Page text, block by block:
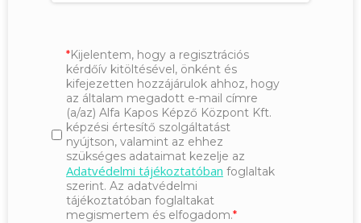
Kijelentem, hogy a regisztrációs
kérdőív kitöltésével, önként és
kifejezetten hozzájárulok ahhoz, hogy
az általam megadott e-mail címre
(a/az) Alfa Kapos Képző Központ Kft.
képzési értesítő szolgáltatást
nyújtson, valamint az ehhez
szükséges adataimat kezelje az
Adatvédelmi tájékoztatóban foglaltak
szerint. Az adatvédelmi
tájékoztatóban foglaltakat
megismertem és elfogadom.